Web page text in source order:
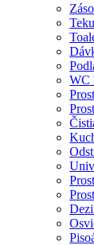
WC